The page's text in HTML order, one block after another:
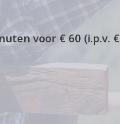
voor € 60 (i.p.v. €